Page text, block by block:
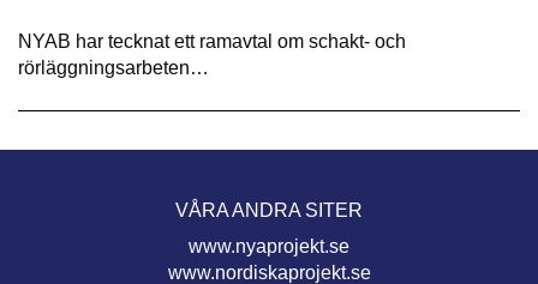
NYAB har tecknat ett ramavtal om schakt- och
rörläggningsarbeten…
VÅRA ANDRA SITER
www.nyaprojekt.se
www.nordiskaprojekt.se